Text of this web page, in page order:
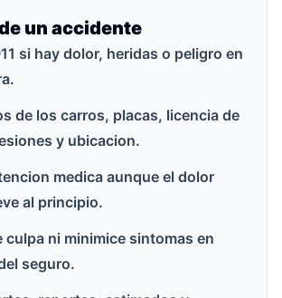
un accidente
si hay dolor, heridas o peligro en
de los carros, placas, licencia de
y ubicacion.
medica aunque el dolor
al principio.
culpa ni minimice sintomas en
seguro.